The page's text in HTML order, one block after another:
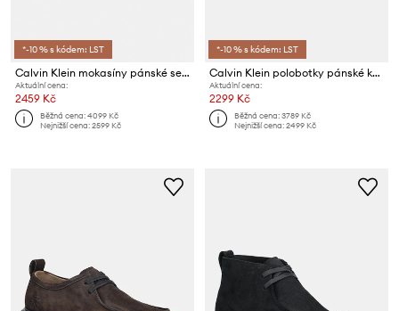
*-10 % s kódem: LST
Calvin Klein mokasíny pánské semišové DRIVER BOAT SU
Aktuální cena:
2459 Kč
Běžná cena:4099 Kč
Nejnižší cena:2599 Kč
*-10 % s kódem: LST
Calvin Klein polobotky pánské kožené ESS RUBBER DERBY LTH
Aktuální cena:
2299 Kč
Běžná cena:3789 Kč
Nejnižší cena:2499 Kč